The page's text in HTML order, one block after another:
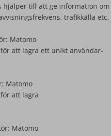
hjälper till att ge information om
trafikkälla etc.
Matomo
att lagra ett unikt användar-
Matomo
att lagra
Matomo